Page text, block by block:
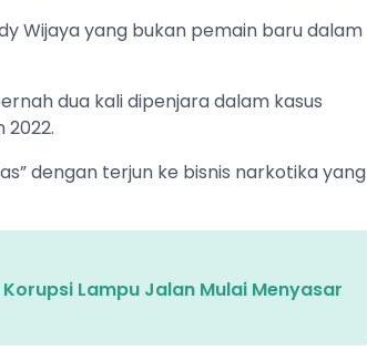
Wijaya yang bukan pemain baru dalam
dua kali dipenjara dalam kasus
dengan terjun ke bisnis narkotika yang
Lampu Jalan Mulai Menyasar